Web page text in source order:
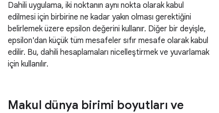
Dahili uygulama, iki noktanın aynı nokta olarak kabul
edilmesi için birbirine ne kadar yakın olması gerektiğini
belirlemek üzere epsilon değerini kullanır. Diğer bir deyişle,
epsilon'dan küçük tüm mesafeler sıfır mesafe olarak kabul
edilir. Bu, dahili hesaplamaları nicelleştirmek ve yuvarlamak
için kullanılır.
Makul dünya birimi boyutları ve